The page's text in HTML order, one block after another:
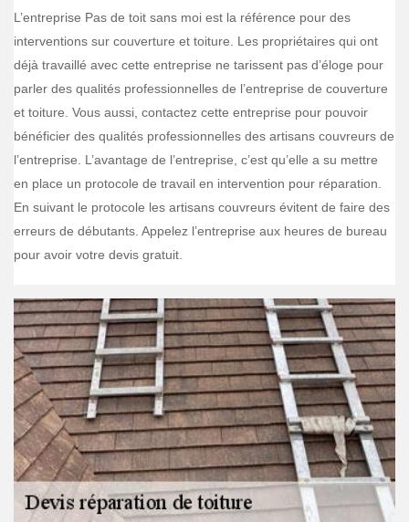
L’entreprise Pas de toit sans moi est la référence pour des
interventions sur couverture et toiture. Les propriétaires qui ont
déjà travaillé avec cette entreprise ne tarissent pas d’éloge pour
parler des qualités professionnelles de l’entreprise de couverture
et toiture. Vous aussi, contactez cette entreprise pour pouvoir
bénéficier des qualités professionnelles des artisans couvreurs de
l’entreprise. L’avantage de l’entreprise, c’est qu’elle a su mettre
en place un protocole de travail en intervention pour réparation.
En suivant le protocole les artisans couvreurs évitent de faire des
erreurs de débutants. Appelez l’entreprise aux heures de bureau
pour avoir votre devis gratuit.